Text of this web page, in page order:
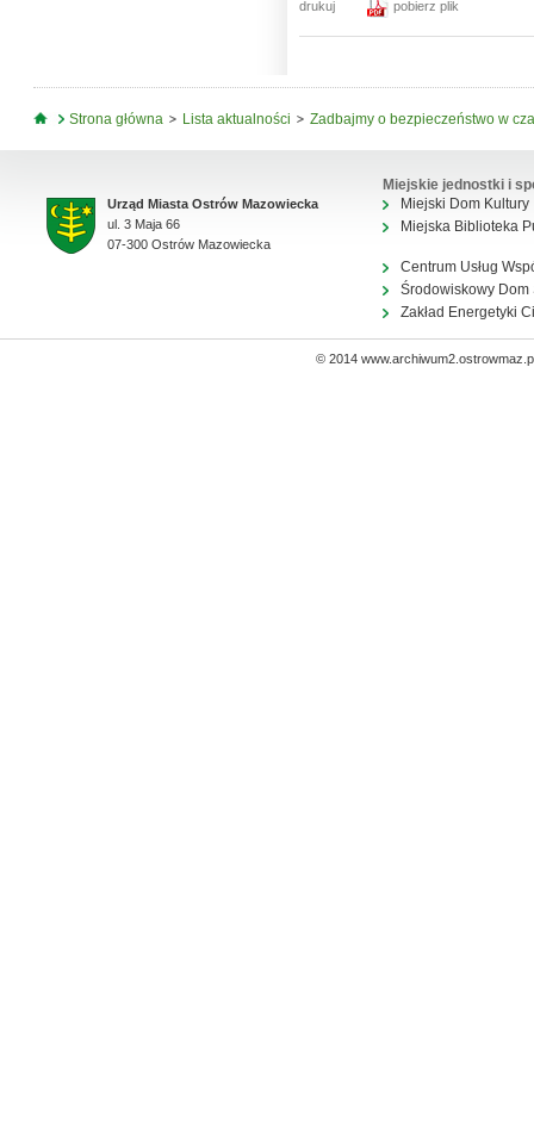
drukuj pobierz plik
Jesteś tutaj
Strona główna Lista aktualności Zadbajmy o bezpieczeństwo w
Urząd Miasta Ostrów Mazowiecka
ul. 3 Maja 66
07-300 Ostrów Mazowiecka
Miejskie jednostki i
Miejski Dom Kultury
Miejska Biblioteka
Centrum Usług
Środowiskowy Dom
Zakład Energetyki
© 2014